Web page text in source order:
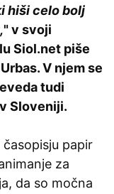
hiši celo bolj
" v svoji
Siol.net piše
V njem se
tudi
Sloveniji.
papir
za
da so močna